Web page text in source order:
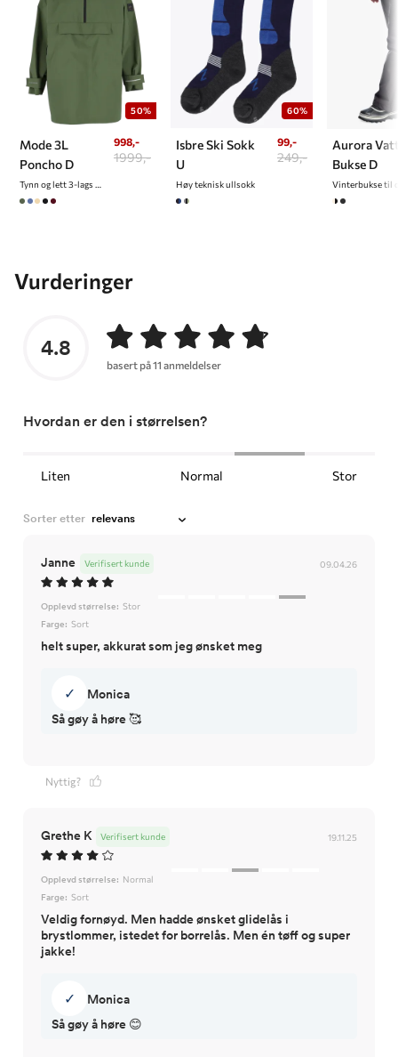
50%
Mode 3L
Poncho D
Tynn og lett 3-lags poncho til dame
998,-
1999,-
60%
Isbre Ski Sokk
U
Høy teknisk ullsokk
99,-
249,-
Aurora
Bukse D
Vinterbukse til
Vurderinger
4.8
basert på 11 anmeldelser
Hvordan er den i størrelsen?
Liten Normal Stor
Sorter etter
Janne 09.04.26
Verifisert kunde
Opplevd størrelse: Stor
Farge: Sort
helt super, akkurat som jeg ønsket meg
✓
Monica
Så gøy å høre 🥰
Nyttig?
Grethe K 19.11.25
Verifisert kunde
Opplevd størrelse: Normal
Farge: Sort
Veldig fornøyd. Men hadde ønsket glidelås i
brystlommer, istedet for borrelås. Men én tøff og super
jakke!
✓
Monica